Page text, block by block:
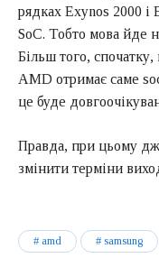
рядках Exynos 2000 і
SoC. Тобто мова йде
Більш того,
AMD отримає саме
це буде
Правда, при цьому
змінити терміни
amd samsung